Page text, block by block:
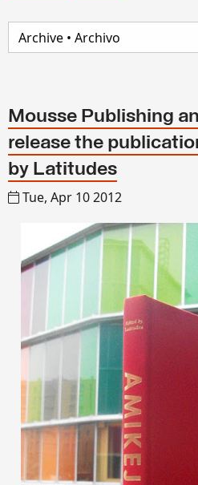
Mousse Publishing
release the
by Latitudes
Tue, Apr 10 2012